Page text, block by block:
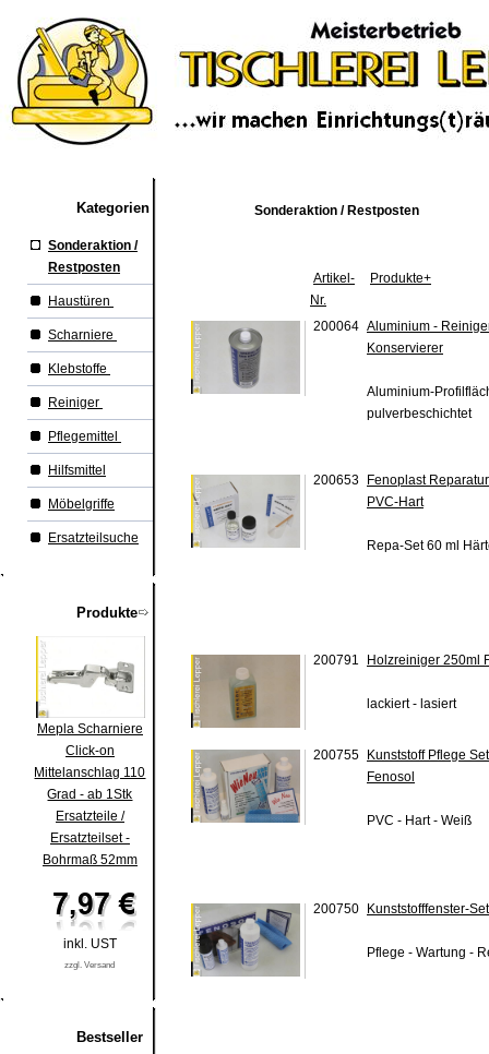
Kategorien
Sonderaktion /
Restposten
Haustüren
Scharniere
Klebstoffe
Reiniger
Pflegemittel
Hilfsmittel
Möbelgriffe
Ersatzteilsuche
Produkte
Mepla Scharniere
Click-on
Mittelanschlag 110
Grad - ab 1Stk
Ersatzteile /
Ersatzteilset -
Bohrmaß 52mm
inkl. UST
zzgl. Versand
Bestseller
Sonderaktion / Restposten
Artikel-
Nr.
Produkte+
200064 Aluminium -
Konservierer
Aluminium-
pulverbeschichtet
200653
Fenoplast
PVC-Hart
Repa-Set 60 ml
200791 Holzreiniger 250ml
lackiert - lasiert
200755
Kunststoff Pflege
Fenosol
PVC - Hart - Weiß
200750 Kunststofffenster-
Pflege - Wartung -